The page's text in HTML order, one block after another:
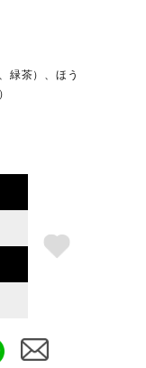
緑茶）、ほう